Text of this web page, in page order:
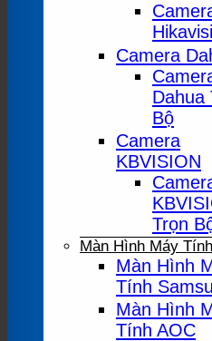
Camera
Dahua
Bộ
Camera
KBVISION
Trọn
Màn Hình Máy Tính
Màn Hình
Tính
Màn Hình
Tính AOC